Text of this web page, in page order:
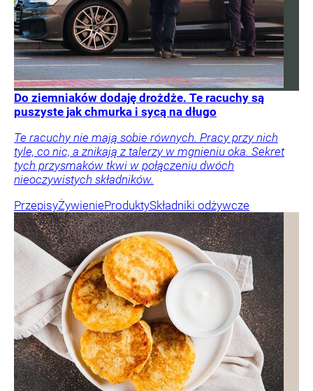
Do ziemniaków dodaję drożdże. Te racuchy są
puszyste jak chmurka i sycą na długo
Te racuchy nie mają sobie równych. Pracy przy nich
tyle, co nic, a znikają z talerzy w mgnieniu oka. Sekret
tych przysmaków tkwi w połączeniu dwóch
nieoczywistych składników.
PrzepisyŻywienieProduktySkładniki odżywcze